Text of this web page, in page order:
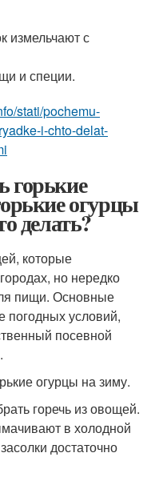
измельчают с
и специи.
stati/pochemu-
i-chto-delat-
горькие
огурцы
делать?
которые
но нередко
пищи. Основные
погодных условий,
посевной
огурцы на зиму.
горечь из овощей.
в холодной
достаточно